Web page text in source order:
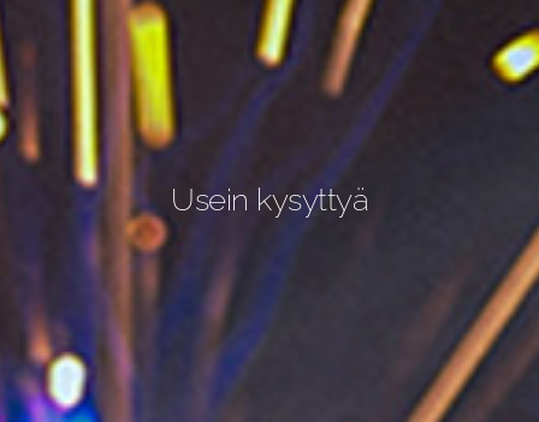
Usein kysyttyä